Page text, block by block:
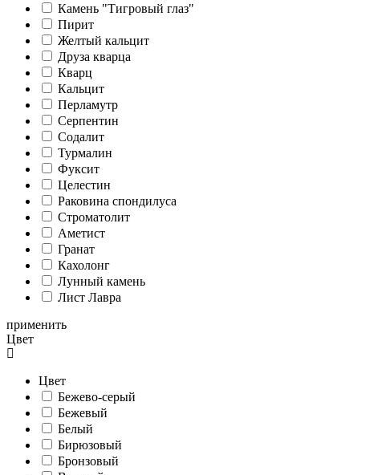
Камень "Тигровый глаз"
Пирит
Желтый кальцит
Друза кварца
Кварц
Кальцит
Перламутр
Серпентин
Содалит
Турмалин
Фуксит
Целестин
Раковина спондилуса
Cтроматолит
Аметист
Гранат
Кахолонг
Лунный камень
Лист Лавра
применить
Цвет
Цвет
Бежево-серый
Бежевый
Белый
Бирюзовый
Бронзовый